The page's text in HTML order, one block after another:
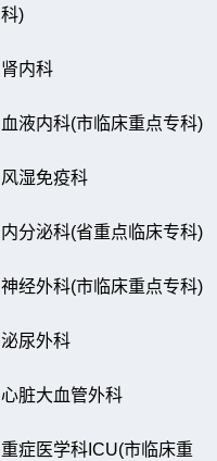
科)
肾内科
血液内科(市临床重点专科)
风湿免疫科
内分泌科(省重点临床专科)
神经外科(市临床重点专科)
泌尿外科
心脏大血管外科
重症医学科ICU(市临床重